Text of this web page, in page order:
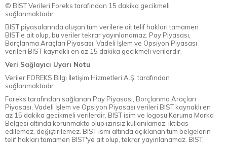
© BİST Verileri Foreks tarafından 15 dakika gecikmeli
sağlanmaktadır.
BIST piyasalarında oluşan tüm verilere ait telif hakları tamamen
BIST'e ait olup, bu veriler tekrar yayınlanamaz. Pay Piyasası,
Borçlanma Araçları Piyasası, Vadeli İşlem ve Opsiyon Piyasası
verileri BIST kaynaklı en az 15 dakika gecikmeli verilerdir.
Veri Sağlayıcı Uyarı Notu
Veriler FOREKS Bilgi İletişim Hizmetleri A.Ş. tarafından
sağlanmaktadır.
Foreks tarafından sağlanan Pay Piyasası, Borçlanma Araçları
Piyasası, Vadeli İşlem ve Opsiyon Piyasası verileri BIST kaynaklı en
az 15 dakika gecikmeli verilerdir. BIST isim ve logosu Koruma Marka
Belgesi altında korunmakta olup izinsiz kullanılamaz, iktibas
edilemez, değiştirilemez. BIST ismi altında açıklanan tüm belgelerin
telif hakları tamamen BIST'ye ait olup, tekrar yayınlanamaz. BIST,